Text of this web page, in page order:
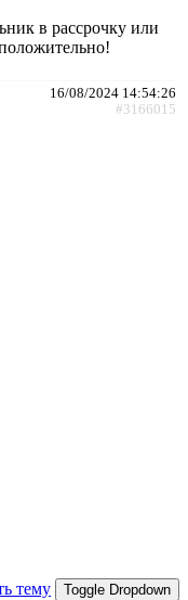
в рассрочку или
16/08/2024 14:54:26
#3166015
тему Toggle Dropdown